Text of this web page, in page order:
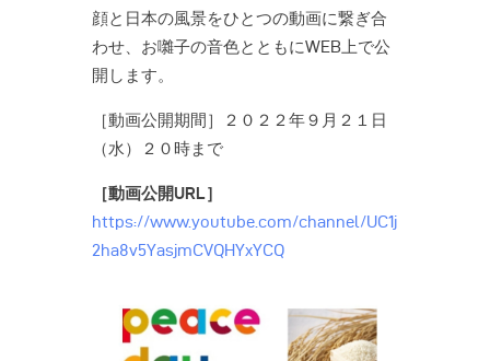
顔と日本の風景をひとつの動画に繋ぎ合
わせ、お囃子の音色とともにWEB上で公
開します。
［動画公開期間］２０２２年９月２１日
（水）２０時まで
［動画公開URL］
https://www.youtube.com/channel/UC1j
2ha8v5YasjmCVQHYxYCQ